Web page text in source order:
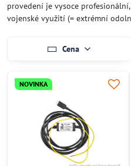
provedení je vysoce
vojenské využití (= extrémní
Cena
NOVINKA